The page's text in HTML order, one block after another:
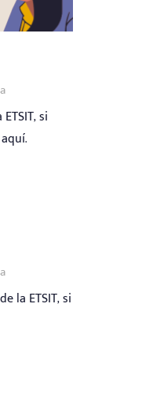
si
la ETSIT, si